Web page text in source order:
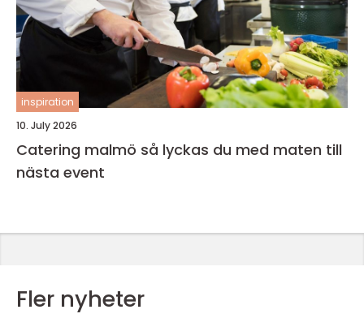
inspiration
10. July 2026
Catering malmö så lyckas du med maten till
nästa event
Fler nyheter